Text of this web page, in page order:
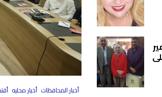
أخبار المحافظات أخبار محليه